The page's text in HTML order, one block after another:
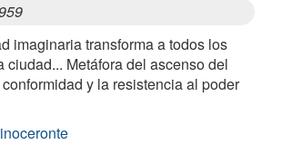
imaginaria transforma a todos los
ciudad... Metáfora del ascenso del
y la resistencia al poder